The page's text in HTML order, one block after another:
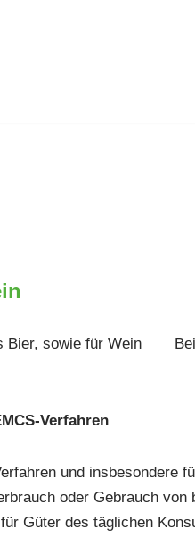
Bier, sowie für Wein
Verfahren
und insbesondere
oder Gebrauch
Güter des täglichen